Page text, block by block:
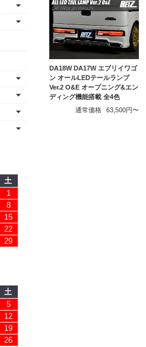
DA18W DA17W エブリイワゴ
ン オールLEDテールランプ
Ver.2 O&E オープニング&エン
ディング機能搭載 全4色
通常価格
63,500円〜
土
1
8
15
22
29
土
5
12
19
26